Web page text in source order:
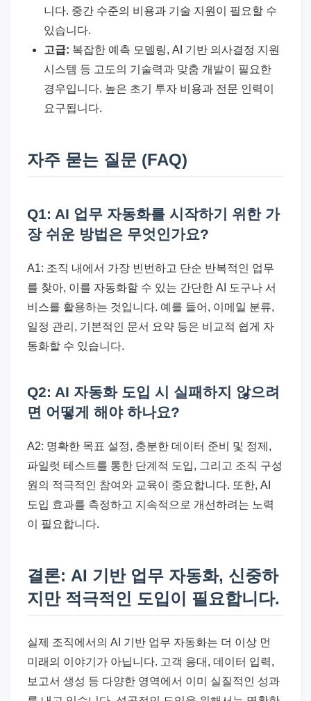
니다. 중간 수준의 비용과 기술 지원이 필요할 수
있습니다.
고급: 복잡한 예측 모델링, AI 기반 의사결정 지원
시스템 등 고도의 기술력과 맞춤 개발이 필요한
경우입니다. 높은 초기 투자 비용과 전문 인력이
요구됩니다.
자주 묻는 질문 (FAQ)
Q1: AI 업무 자동화를 시작하기 위한 가
장 쉬운 방법은 무엇인가요?
A1: 조직 내에서 가장 빈번하고 단순 반복적인 업무
를 찾아, 이를 자동화할 수 있는 간단한 AI 도구나 서
비스를 활용하는 것입니다. 예를 들어, 이메일 분류,
일정 관리, 기본적인 문서 요약 등은 비교적 쉽게 자
동화할 수 있습니다.
Q2: AI 자동화 도입 시 실패하지 않으려
면 어떻게 해야 하나요?
A2: 명확한 목표 설정, 충분한 데이터 준비 및 정제,
파일럿 테스트를 통한 단계적 도입, 그리고 조직 구성
원의 적극적인 참여와 교육이 중요합니다. 또한, AI
도입 효과를 측정하고 지속적으로 개선하려는 노력
이 필요합니다.
결론: AI 기반 업무 자동화, 신중하
지만 적극적인 도입이 필요합니다.
실제 조직에서의 AI 기반 업무 자동화는 더 이상 먼
미래의 이야기가 아닙니다. 고객 응대, 데이터 입력,
보고서 생성 등 다양한 영역에서 이미 실질적인 성과